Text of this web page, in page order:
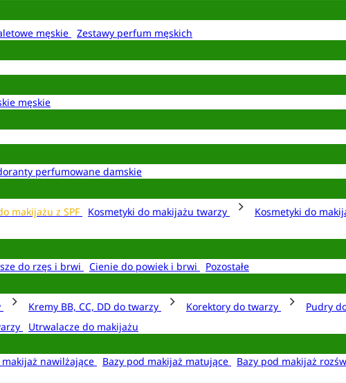
męskie
Zestawy perfum męskich
męskie
perfumowane damskie
makijażu z SPF Kosmetyki do makijażu twarzy Kosmetyki do
do rzęs i brwi Cienie do powiek i brwi
Pozostałe
Kremy BB, CC, DD do twarzy Korektory do twarzy Pudry
Utrwalacze do makijażu
makijaż nawilżające Bazy pod makijaż matujące Bazy pod makijaż